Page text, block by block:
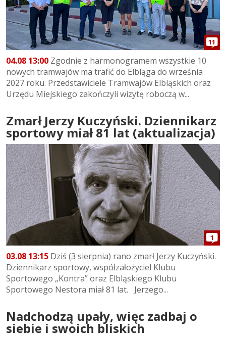
11
04.08 13:00 Zgodnie z harmonogramem wszystkie 10
nowych tramwajów ma trafić do Elbląga do września
2027 roku. Przedstawiciele Tramwajów Elbląskich oraz
Urzędu Miejskiego zakończyli wizytę roboczą w...
Zmarł Jerzy Kuczyński. Dziennikarz
sportowy miał 81 lat (aktualizacja)
1
03.08 13:15 Dziś (3 sierpnia) rano zmarł Jerzy Kuczyński.
Dziennikarz sportowy, współzałożyciel Klubu
Sportowego „Kontra” oraz Elbląskiego Klubu
Sportowego Nestora miał 81 lat. Jerzego...
Nadchodzą upały, więc zadbaj o
siebie i swoich bliskich